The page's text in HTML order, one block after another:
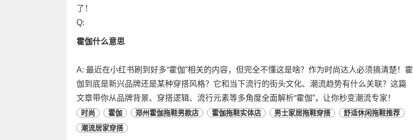
了！
Q:
霍伽什么意思
A: 最近在小红书刷到好多“霍伽”相关的内容，但完全不懂这是啥？作为时尚达人必须搞清楚！霍
伽到底是新兴品牌还是某种穿搭风格？它和当下流行的街头文化、潮流趋势有什么关联？这篇
文章带你从品牌背景、穿搭逻辑、流行元素等多角度全面解析“霍伽”，让你秒变潮流专家！
时尚 霍伽 郑州霍伽拖鞋男款店 霍伽拖鞋实体店 男士家居拖鞋穿搭
舒适休闲拖鞋推荐
潮流居家穿搭